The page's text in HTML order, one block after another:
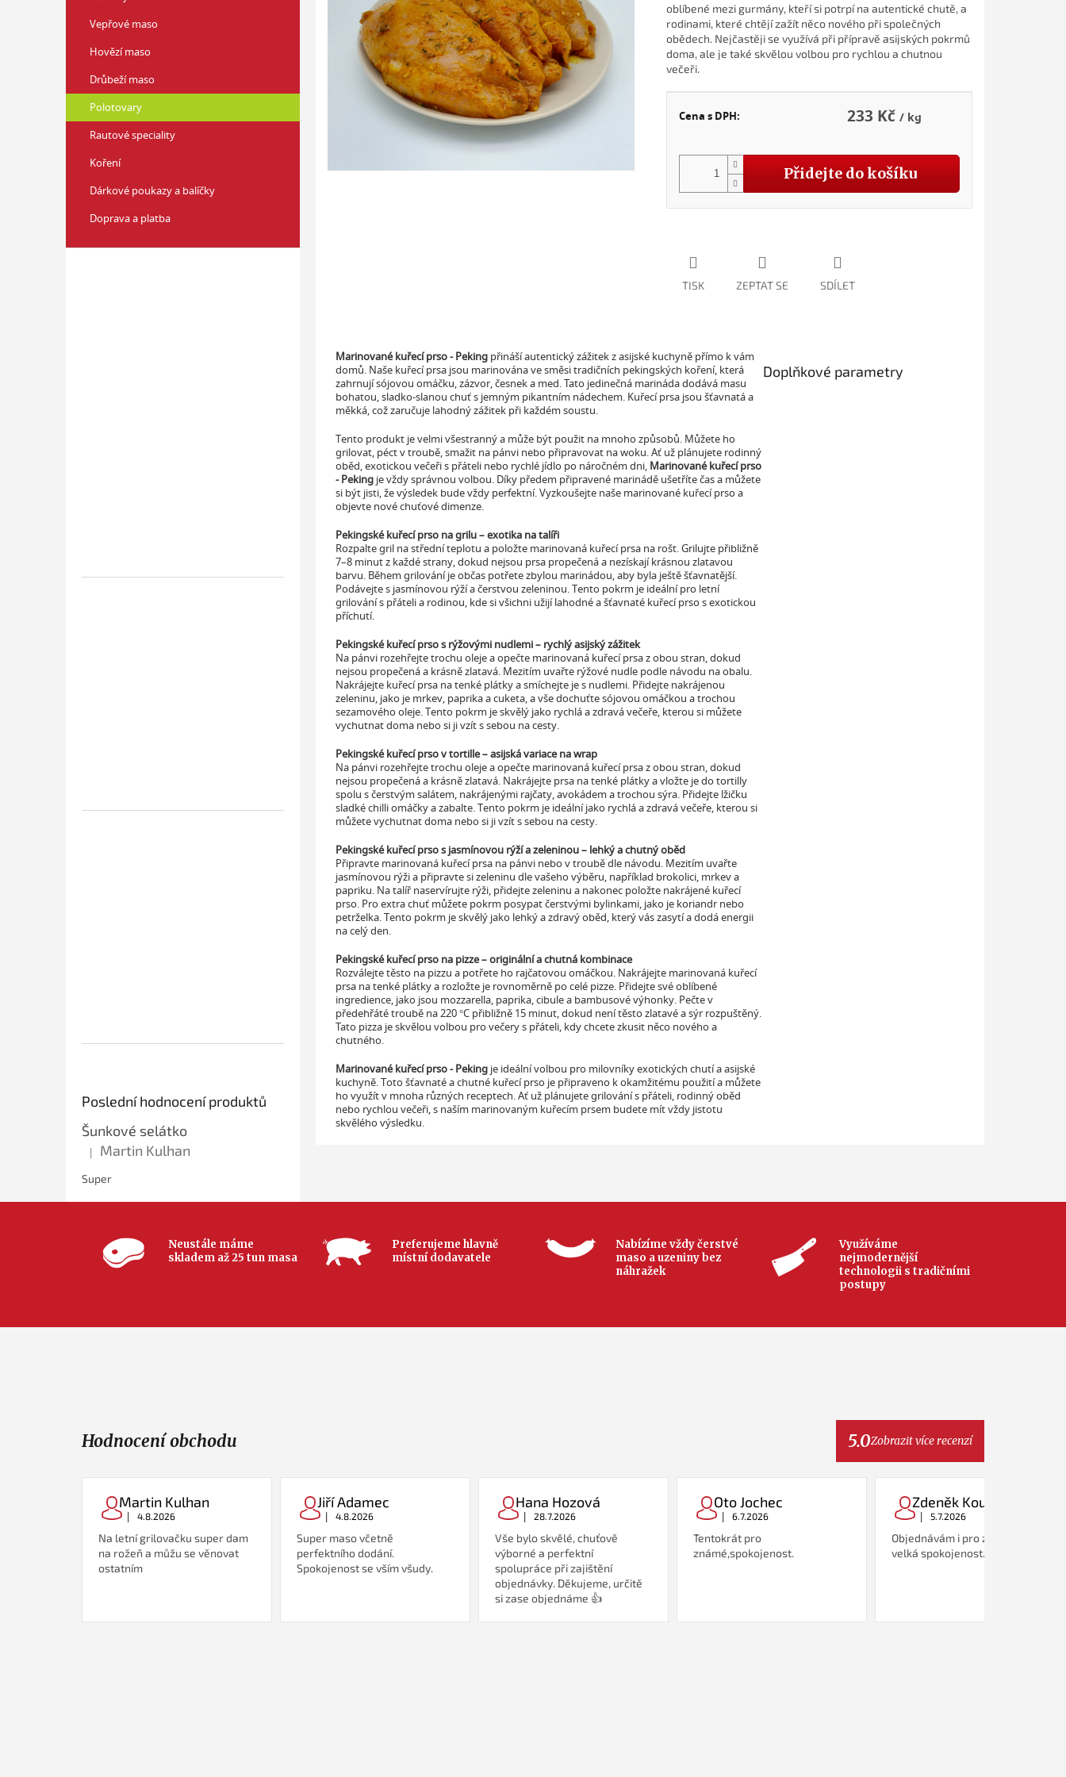
Vepřové maso
Hovězí maso
Drůbeží maso
Polotovary
Rautové speciality
Koření
Dárkové poukazy a balíčky
Doprava a platba
Poslední hodnocení produktů
Šunkové selátko
Hodnocení produktu je 5 z 5 hvězdiček.
| Martin Kulhan
Super
hvězdiček.
233 Kč
Cena s DPH: / kg
Měrná
Přidejte do košíku
oblíbené mezi gurmány, kteří si potrpí na autentické chutě, a
rodinami, které chtějí zažít něco nového při společných
obědech. Nejčastěji se využívá při přípravě asijských pokrmů
doma, ale je také skvělou volbou pro rychlou a chutnou
večeři.
TISK ZEPTAT SE SDÍLET
Marinované kuřecí prso - Peking přináší autentický zážitek z asijské kuchyně přímo k vám
domů. Naše kuřecí prsa jsou marinována ve směsi tradičních pekingských koření, která
zahrnují sójovou omáčku, zázvor, česnek a med. Tato jedinečná marináda dodává masu
bohatou, sladko-slanou chuť s jemným pikantním nádechem. Kuřecí prsa jsou šťavnatá a
měkká, což zaručuje lahodný zážitek při každém soustu.
Tento produkt je velmi všestranný a může být použit na mnoho způsobů. Můžete ho
grilovat, péct v troubě, smažit na pánvi nebo připravovat na woku. Ať už plánujete rodinný
oběd, exotickou večeři s přáteli nebo rychlé jídlo po náročném dni, Marinované kuřecí prso
- Peking je vždy správnou volbou. Díky předem připravené marinádě ušetříte čas a můžete
si být jisti, že výsledek bude vždy perfektní. Vyzkoušejte naše marinované kuřecí prso a
objevte nové chuťové dimenze.
Pekingské kuřecí prso na grilu – exotika na talíři
Rozpalte gril na střední teplotu a položte marinovaná kuřecí prsa na rošt. Grilujte přibližně
7–8 minut z každé strany, dokud nejsou prsa propečená a nezískají krásnou zlatavou
barvu. Během grilování je občas potřete zbylou marinádou, aby byla ještě šťavnatější.
Podávejte s jasmínovou rýží a čerstvou zeleninou. Tento pokrm je ideální pro letní
grilování s přáteli a rodinou, kde si všichni užijí lahodné a šťavnaté kuřecí prso s exotickou
příchutí.
Pekingské kuřecí prso s rýžovými nudlemi – rychlý asijský zážitek
Na pánvi rozehřejte trochu oleje a opečte marinovaná kuřecí prsa z obou stran, dokud
nejsou propečená a krásně zlatavá. Mezitím uvařte rýžové nudle podle návodu na obalu.
Nakrájejte kuřecí prsa na tenké plátky a smíchejte je s nudlemi. Přidejte nakrájenou
zeleninu, jako je mrkev, paprika a cuketa, a vše dochuťte sójovou omáčkou a trochou
sezamového oleje. Tento pokrm je skvělý jako rychlá a zdravá večeře, kterou si můžete
vychutnat doma nebo si ji vzít s sebou na cesty.
Pekingské kuřecí prso v tortille – asijská variace na wrap
Na pánvi rozehřejte trochu oleje a opečte marinovaná kuřecí prsa z obou stran, dokud
nejsou propečená a krásně zlatavá. Nakrájejte prsa na tenké plátky a vložte je do tortilly
spolu s čerstvým salátem, nakrájenými rajčaty, avokádem a trochou sýra. Přidejte lžičku
sladké chilli omáčky a zabalte. Tento pokrm je ideální jako rychlá a zdravá večeře, kterou si
můžete vychutnat doma nebo si ji vzít s sebou na cesty.
Pekingské kuřecí prso s jasmínovou rýží a zeleninou – lehký a chutný oběd
Připravte marinovaná kuřecí prsa na pánvi nebo v troubě dle návodu. Mezitím uvařte
jasmínovou rýži a připravte si zeleninu dle vašeho výběru, například brokolici, mrkev a
papriku. Na talíř naservírujte rýži, přidejte zeleninu a nakonec položte nakrájené kuřecí
prso. Pro extra chuť můžete pokrm posypat čerstvými bylinkami, jako je koriandr nebo
petrželka. Tento pokrm je skvělý jako lehký a zdravý oběd, který vás zasytí a dodá energii
na celý den.
Pekingské kuřecí prso na pizze – originální a chutná kombinace
Rozválejte těsto na pizzu a potřete ho rajčatovou omáčkou. Nakrájejte marinovaná kuřecí
prsa na tenké plátky a rozložte je rovnoměrně po celé pizze. Přidejte své oblíbené
ingredience, jako jsou mozzarella, paprika, cibule a bambusové výhonky. Pečte v
předehřáté troubě na 220 °C přibližně 15 minut, dokud není těsto zlatavé a sýr rozpuštěný.
Tato pizza je skvělou volbou pro večery s přáteli, kdy chcete zkusit něco nového a
chutného.
Marinované kuřecí prso - Peking je ideální volbou pro milovníky exotických chutí a asijské
kuchyně. Toto šťavnaté a chutné kuřecí prso je připraveno k okamžitému použití a můžete
ho využít v mnoha různých receptech. Ať už plánujete grilování s přáteli, rodinný oběd
nebo rychlou večeři, s naším marinovaným kuřecím prsem budete mít vždy jistotu
skvělého výsledku.
Doplňkové parametry
Neustále máme
skladem až 25 tun masa
Preferujeme hlavně
místní dodavatele
Nabízíme vždy čerstvé
maso a uzeniny bez
náhražek
Využíváme
nejmodernější
technologii s tradičními
postupy
Hodnocení obchodu 5.0Zobrazit více recenzí
Martin Kulhan
| 4.8.2026
Na letní grilovačku super dam
na rožeň a můžu se věnovat
ostatním
Jiří Adamec
| 4.8.2026
Super maso včetně
perfektního dodání.
Spokojenost se vším všudy.
Hana Hozová
| 28.7.2026
Vše bylo skvělé, chuťově
výborné a perfektní
spolupráce při zajištění
objednávky. Děkujeme, určitě
si zase objednáme 👍
Oto Jochec
| 6.7.2026
Tentokrát pro
známé,spokojenost.
Zdeněk Koutný
| 5.7.2026
Objednávám i pro známé, zatím
velká spokojenost.